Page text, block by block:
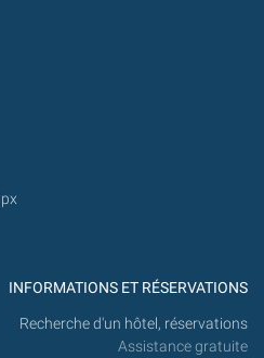
INFORMATIONS ET RÉSERVATIONS
Recherche d'un hôtel, réservations
Assistance gratuite